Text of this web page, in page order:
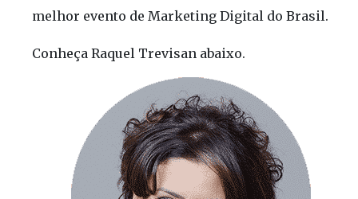
melhor evento de Marketing Digital do Brasil.
Conheça Raquel Trevisan abaixo.